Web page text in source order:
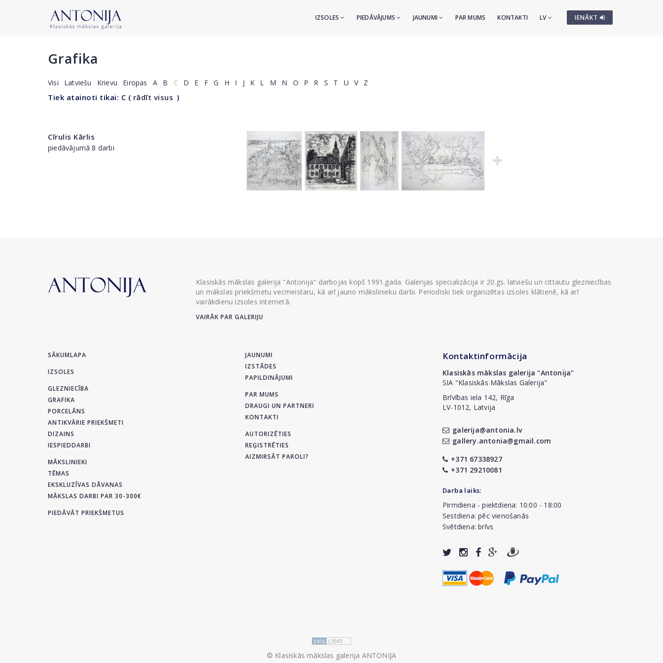
IENĀKT
IZSOLES PIEDĀVĀJUMS JAUNUMI PAR MUMS KONTAKTI LV
Grafika
Visi Latviešu Krievu Eiropas A B C D E F G H I J K L M N O P R S T U V Z
Tiek atainoti tikai: C ( rādīt visus )
Cīrulis Kārlis
piedāvājumā 8 darbi
Klasiskās mākslas galerija "Antonija" darbojas kopš 1991.gada. Galerijas specializācija ir 20.gs. latviešu un cittautu glezniecības
un mākslas priekšmetu vecmeistaru, kā arī jauno mākslinieku darbi. Periodiski tiek organizētas izsoles klātienē, kā arī
vairākdienu izsoles internetā.
VAIRĀK PAR GALERIJU
SĀKUMLAPA
IZSOLES
GLEZNIECĪBA
GRAFIKA
PORCELĀNS
ANTIKVĀRIE PRIEKŠMETI
DIZAINS
IESPIEDDARBI
MĀKSLINIEKI
TĒMAS
EKSKLUZĪVAS DĀVANAS
MĀKSLAS DARBI PAR 30-300€
PIEDĀVĀT PRIEKŠMETUS
JAUNUMI
IZSTĀDES
PAPILDINĀJUMI
PAR MUMS
DRAUGI UN PARTNERI
KONTAKTI
AUTORIZĒTIES
REĢISTRĒTIES
AIZMIRSĀT PAROLI?
Kontaktinformācija
Klasiskās mākslas galerija "Antonija"
SIA "Klasiskās Mākslas Galerija"
Brīvības iela 142, Rīga
LV-1012, Latvija
galerija@antonia.lv
gallery.antonia@gmail.com
+371 67338927
+371 29210081
Darba laiks:
Pirmdiena - piektdiena: 10:00 - 18:00
Sestdiena: pēc vienošanās
Svētdiena: brīvs
© Klasiskās mākslas galerija ANTONIJA